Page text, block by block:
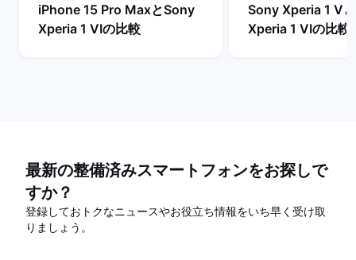
iPhone 15 Pro MaxとSony
Xperia 1 VIの比較
Sony Xperia 1 V
Xperia 1 VIの比較
最新の整備済みスマートフォンをお探しで
すか？
登録しておトクなニュースやお役立ち情報をいち早く受け取
りましょう。